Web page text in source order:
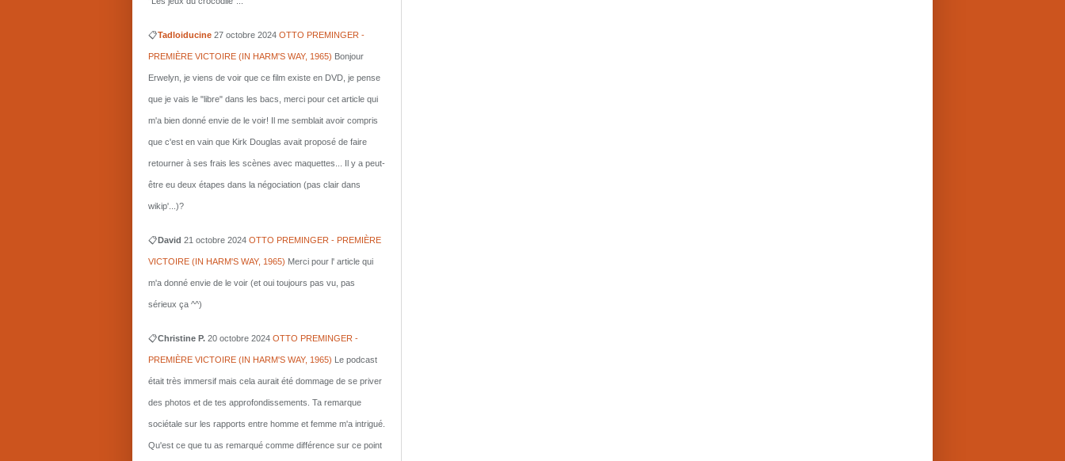
📋Tadloiducine 27 octobre 2024 OTTO PREMINGER -
PREMIÈRE VICTOIRE (IN HARM'S WAY, 1965) Bonjour
Erwelyn, je viens de voir que ce film existe en DVD, je pense
que je vais le "libre" dans les bacs, merci pour cet article qui
m'a bien donné envie de le voir! Il me semblait avoir compris
que c'est en vain que Kirk Douglas avait proposé de faire
retourner à ses frais les scènes avec maquettes... Il y a peut-
être eu deux étapes dans la négociation (pas clair dans
wikip'...)?
📋David 21 octobre 2024 OTTO PREMINGER - PREMIÈRE
VICTOIRE (IN HARM'S WAY, 1965) Merci pour l' article qui
m'a donné envie de le voir (et oui toujours pas vu, pas
sérieux ça ^^)
📋Christine P. 20 octobre 2024 OTTO PREMINGER -
PREMIÈRE VICTOIRE (IN HARM'S WAY, 1965) Le podcast
était très immersif mais cela aurait été dommage de se priver
des photos et de tes approfondissements. Ta remarque
sociétale sur les rapports entre homme et femme m'a intrigué.
Qu'est ce que tu as remarqué comme différence sur ce point